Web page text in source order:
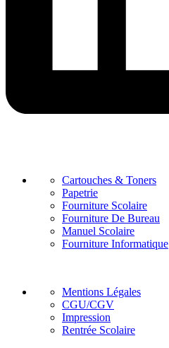
Cartouches & Toners
Papetrie
Fourniture Scolaire
Fourniture De Bureau
Manuel Scolaire
Fourniture Informatique
Mentions Légales
CGU/CGV
Impression
Rentrée Scolaire